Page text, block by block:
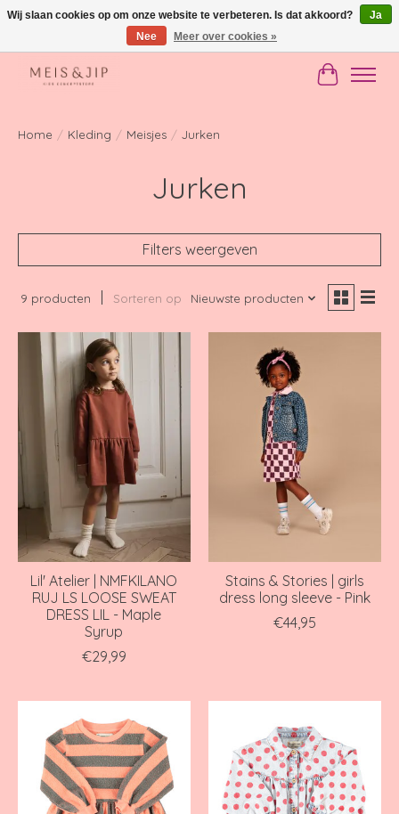
Gratis verzending in NL vanaf €150
Home / Kleding / Meisjes / Jurken
Jurken
Filters weergeven
9 producten Sorteren op Nieuwste producten
Lil' Atelier | NMFKILANO
RUJ LS LOOSE SWEAT
DRESS LIL - Maple
Syrup
€29,99
Stains & Stories | girls
dress long sleeve - Pink
€44,95
Wij slaan cookies op om onze website te verbeteren. Is dat akkoord?
Ja
Nee
Meer over cookies »